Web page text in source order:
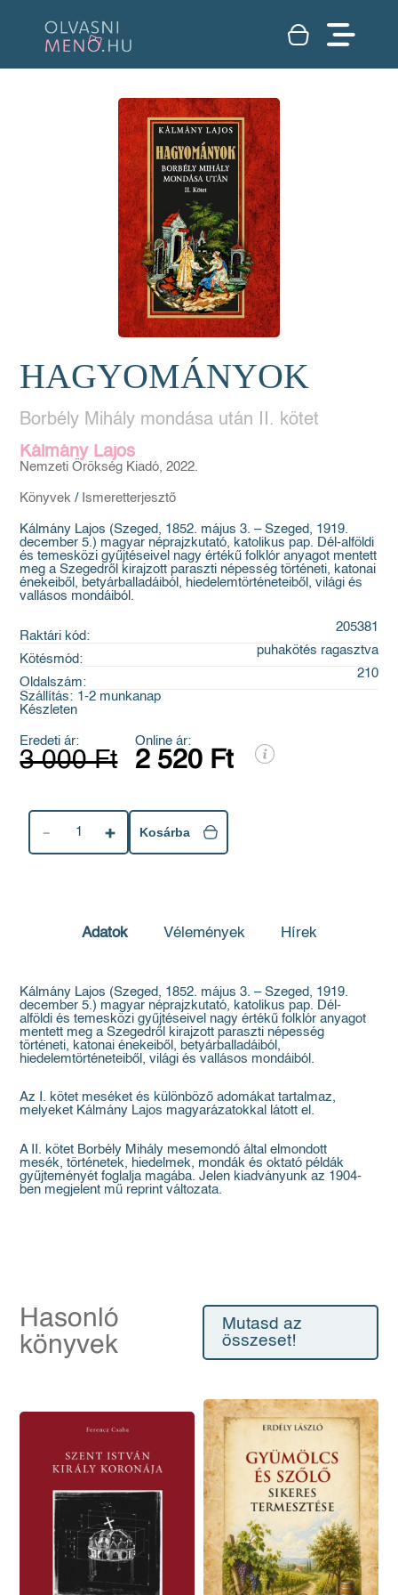
HAGYOMÁNYOK
Borbély Mihály mondása után II. kötet
Kálmány Lajos
Nemzeti Örökség Kiadó, 2022.
Könyvek / Ismeretterjesztő
Kálmány Lajos (Szeged, 1852. május 3. – Szeged, 1919.
december 5.) magyar néprajzkutató, katolikus pap. Dél-alföldi
és temesközi gyűjtéseivel nagy értékű folklór anyagot mentett
meg a Szegedről kirajzott paraszti népesség történeti, katonai
énekeiből, betyárballadáiból, hiedelemtörténeteiből, világi és
vallásos mondáiból.
Raktári kód:
205381
Kötésmód:
puhakötés ragasztva
Oldalszám:
210
Szállítás: 1-2 munkanap
Készleten
Eredeti ár:
3 000 Ft
Online ár:
2 520 Ft
1 Kosárba
Adatok Vélemények Hírek
Kálmány Lajos (Szeged, 1852. május 3. – Szeged, 1919.
december 5.) magyar néprajzkutató, katolikus pap. Dél-
alföldi és temesközi gyűjtéseivel nagy értékű folklór anyagot
mentett meg a Szegedről kirajzott paraszti népesség
történeti, katonai énekeiből, betyárballadáiból,
hiedelemtörténeteiből, világi és vallásos mondáiból.
Az I. kötet meséket és különböző adomákat tartalmaz,
melyeket Kálmány Lajos magyarázatokkal látott el.
A II. kötet Borbély Mihály mesemondó által elmondott
mesék, történetek, hiedelmek, mondák és oktató példák
gyűjteményét foglalja magába. Jelen kiadványunk az 1904-
ben megjelent mű reprint változata.
Hasonló
könyvek
Mutasd az
összeset!